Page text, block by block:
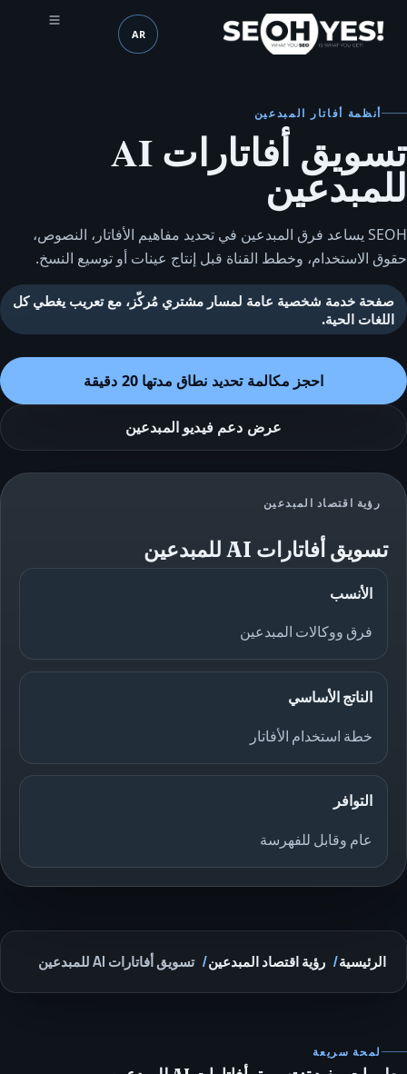
SEOH اللغة (mobile header)
AR
أنظمة أفاتار المبدعين
تسويق أفاتارات AI
للمبدعين
SEOH يساعد فرق المبدعين في تحديد مفاهيم الأفاتار، النصوص،
حقوق الاستخدام، وخطط القناة قبل إنتاج عينات أو توسيع النسخ.
صفحة خدمة شخصية عامة لمسار مشتري مُركّز، مع تعريب يغطي كل
اللغات الحية.
احجز مكالمة تحديد نطاق مدتها 20 دقيقة
عرض دعم فيديو المبدعين
رؤية اقتصاد المبدعين
تسويق أفاتارات AI للمبدعين
الأنسب
فرق ووكالات المبدعين
الناتج الأساسي
خطة استخدام الأفاتار
التوافر
عام وقابل للفهرسة
الرئيسية رؤية اقتصاد المبدعين تسويق أفاتارات AI للمبدعين
لمحة سريعة